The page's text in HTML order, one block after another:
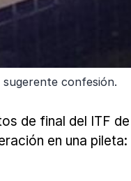
sugerente confesión.
de final del ITF
en una